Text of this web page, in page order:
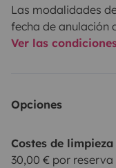
Las modalidades
fecha de anulación
Ver las
Opciones
Costes de limpieza
30,00 € por reserva